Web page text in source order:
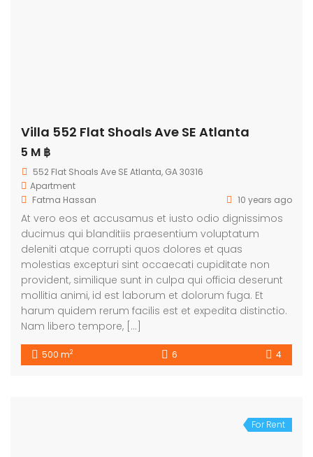
Villa 552 Flat Shoals Ave SE Atlanta
5 M ฿
552 Flat Shoals Ave SE Atlanta, GA 30316
Apartment
Fatma Hassan
10 years ago
At vero eos et accusamus et iusto odio dignissimos
ducimus qui blanditiis praesentium voluptatum
deleniti atque corrupti quos dolores et quas
molestias excepturi sint occaecati cupiditate non
provident, similique sunt in culpa qui officia deserunt
mollitia animi, id est laborum et dolorum fuga. Et
harum quidem rerum facilis est et expedita distinctio.
Nam libero tempore, […]
500 m2 6 4
For Rent